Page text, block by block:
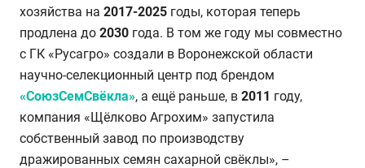
хозяйства на 2017-2025 годы, которая теперь
продлена до 2030 года. В том же году мы совместно
с ГК «Русагро» создали в Воронежской области
научно-селекционный центр под брендом
«СоюзСемСвёкла», а ещё раньше, в 2011 году,
компания «Щёлково Агрохим» запустила
собственный завод по производству
дражированных семян сахарной свёклы», –